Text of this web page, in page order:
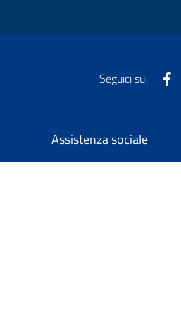
Seguici su:
Assistenza sociale